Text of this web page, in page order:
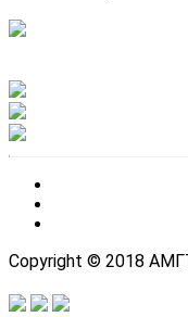
Copyright © 2018